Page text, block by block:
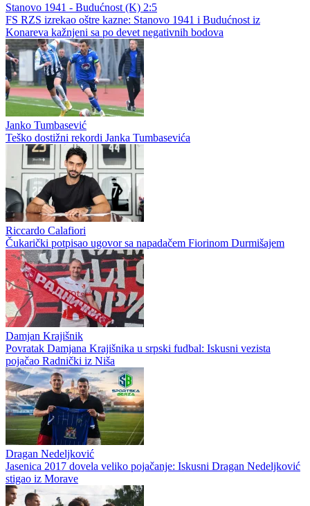
Stanovo 1941 - Budućnost (K) 2:5
FS RZS izrekao oštre kazne: Stanovo 1941 i Budućnost iz
Konareva kažnjeni sa po devet negativnih bodova
Janko Tumbasević
Teško dostižni rekordi Janka Tumbasevića
Riccardo Calafiori
Čukarički potpisao ugovor sa napadačem Fiorinom Durmišajem
Damjan Krajišnik
Povratak Damjana Krajišnika u srpski fudbal: Iskusni vezista
pojačao Radnički iz Niša
Dragan Nedeljković
Jasenica 2017 dovela veliko pojačanje: Iskusni Dragan Nedeljković
stigao iz Morave